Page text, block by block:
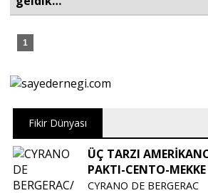
Yazarlar
1
Fikir Dünyası
ÜÇ TARZI
PAKTI-CENTO-
CYRANO DE BERGERAC